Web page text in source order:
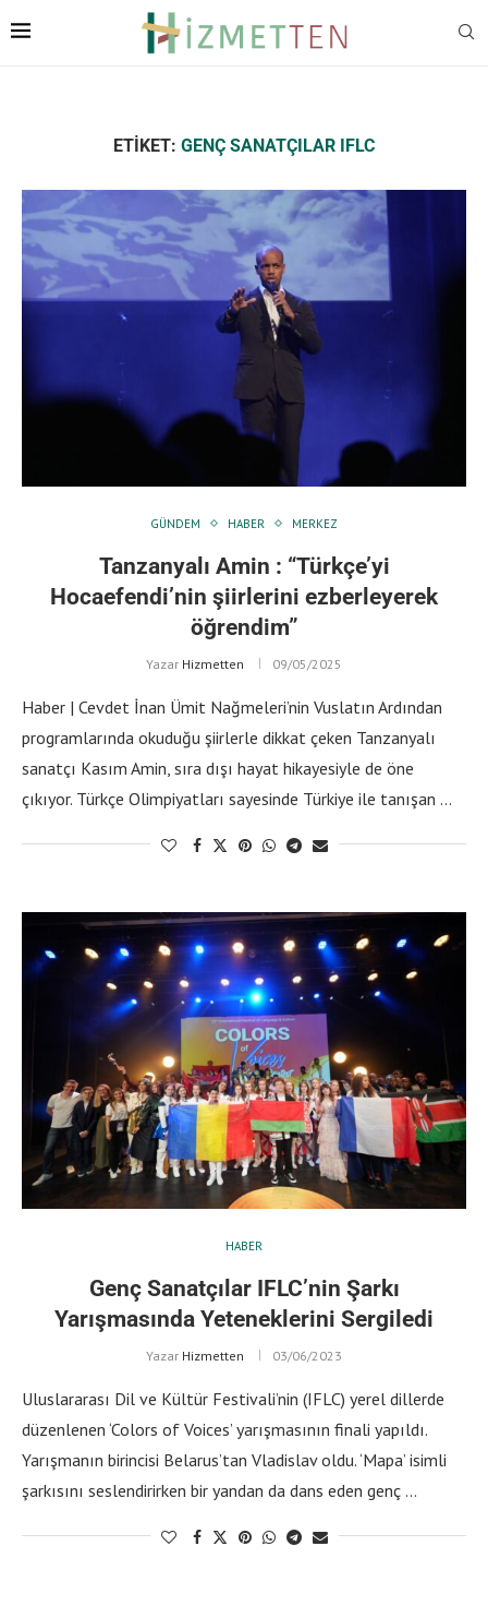
ETIKET: GENÇ SANATÇILAR IFLC
GÜNDEM HABER MERKEZ
Tanzanyalı Amin : “Türkçe’yi
Hocaefendi’nin şiirlerini ezberleyerek
öğrendim”
Yazar Hizmetten 09/05/2025
Haber | Cevdet İnan Ümit Nağmeleri’nin Vuslatın Ardından
programlarında okuduğu şiirlerle dikkat çeken Tanzanyalı
sanatçı Kasım Amin, sıra dışı hayat hikayesiyle de öne
çıkıyor. Türkçe Olimpiyatları sayesinde Türkiye ile tanışan …
HABER
Genç Sanatçılar IFLC’nin Şarkı
Yarışmasında Yeteneklerini Sergiledi
Yazar Hizmetten 03/06/2023
Uluslararası Dil ve Kültür Festivali’nin (IFLC) yerel dillerde
düzenlenen ‘Colors of Voices’ yarışmasının finali yapıldı.
Yarışmanın birincisi Belarus’tan Vladislav oldu. ‘Mapa’ isimli
şarkısını seslendirirken bir yandan da dans eden genç …